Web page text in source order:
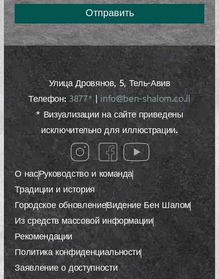
Отправить
Улица Дровянов, 5, Тель-Авив
Телефон: 3877* | info@ben-shalom.co.il
* Визуализации на сайте приведены
исключительно для иллюстрации.
О насРуководство и команда
Традиции и история
Городское обновлениеВидение Бен Шалом
Из средств массовой информации
Рекомендации
Политика конфиденциальности
Заявление о доступности